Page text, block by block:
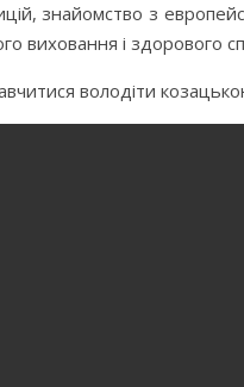
знайомство з
виховання і здорового
володіти